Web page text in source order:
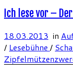
Ich lese vor –
18.03.2013 in
/ Lesebühne /